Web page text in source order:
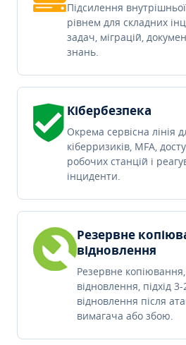
Підсилення
рівнем для складних
задач, міграцій,
знань.
Кібербезпека
Окрема сервісна лінія
кіберризиків, MFA,
робочих станцій і
інциденти.
Резервне
відновлення
Резервне
відновлення, підхід 3-
відновлення після
вимагача або збою.